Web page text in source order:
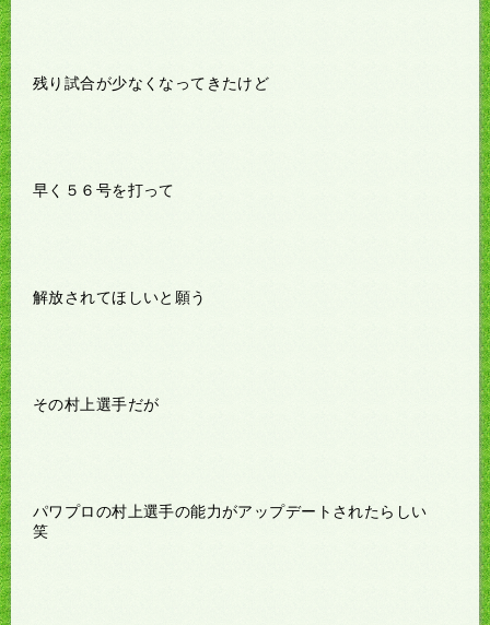
残り試合が少なくなってきたけど
早く５６号を打って
解放されてほしいと願う
その村上選手だが
パワプロの村上選手の能力がアップデートされたらしい
笑